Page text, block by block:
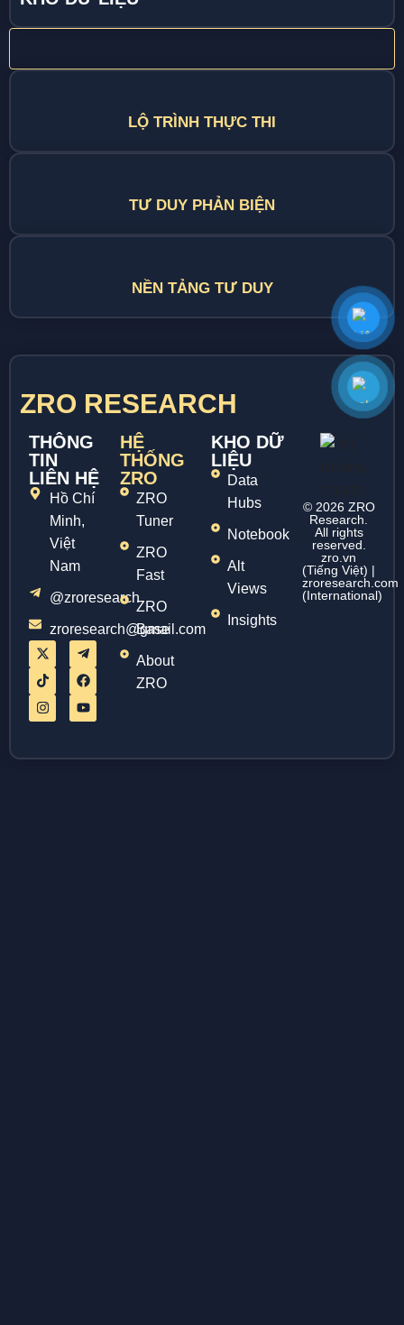
LỘ TRÌNH THỰC THI
TƯ DUY PHẢN BIỆN
NỀN TẢNG TƯ DUY
ZRO RESEARCH
THÔNG
TIN
LIÊN HỆ
Hồ Chí
Minh,
Việt
Nam
@zroresearch
zroresearch@gmail.com
HỆ
THỐNG
ZRO
ZRO
Tuner
ZRO
Fast
ZRO
Base
About
ZRO
KHO DỮ
LIỆU
Data
Hubs
Notebook
Alt
Views
Insights
© 2026 ZRO
Research.
All rights
reserved.
zro.vn
(Tiếng Việt) |
zroresearch.com
(International)